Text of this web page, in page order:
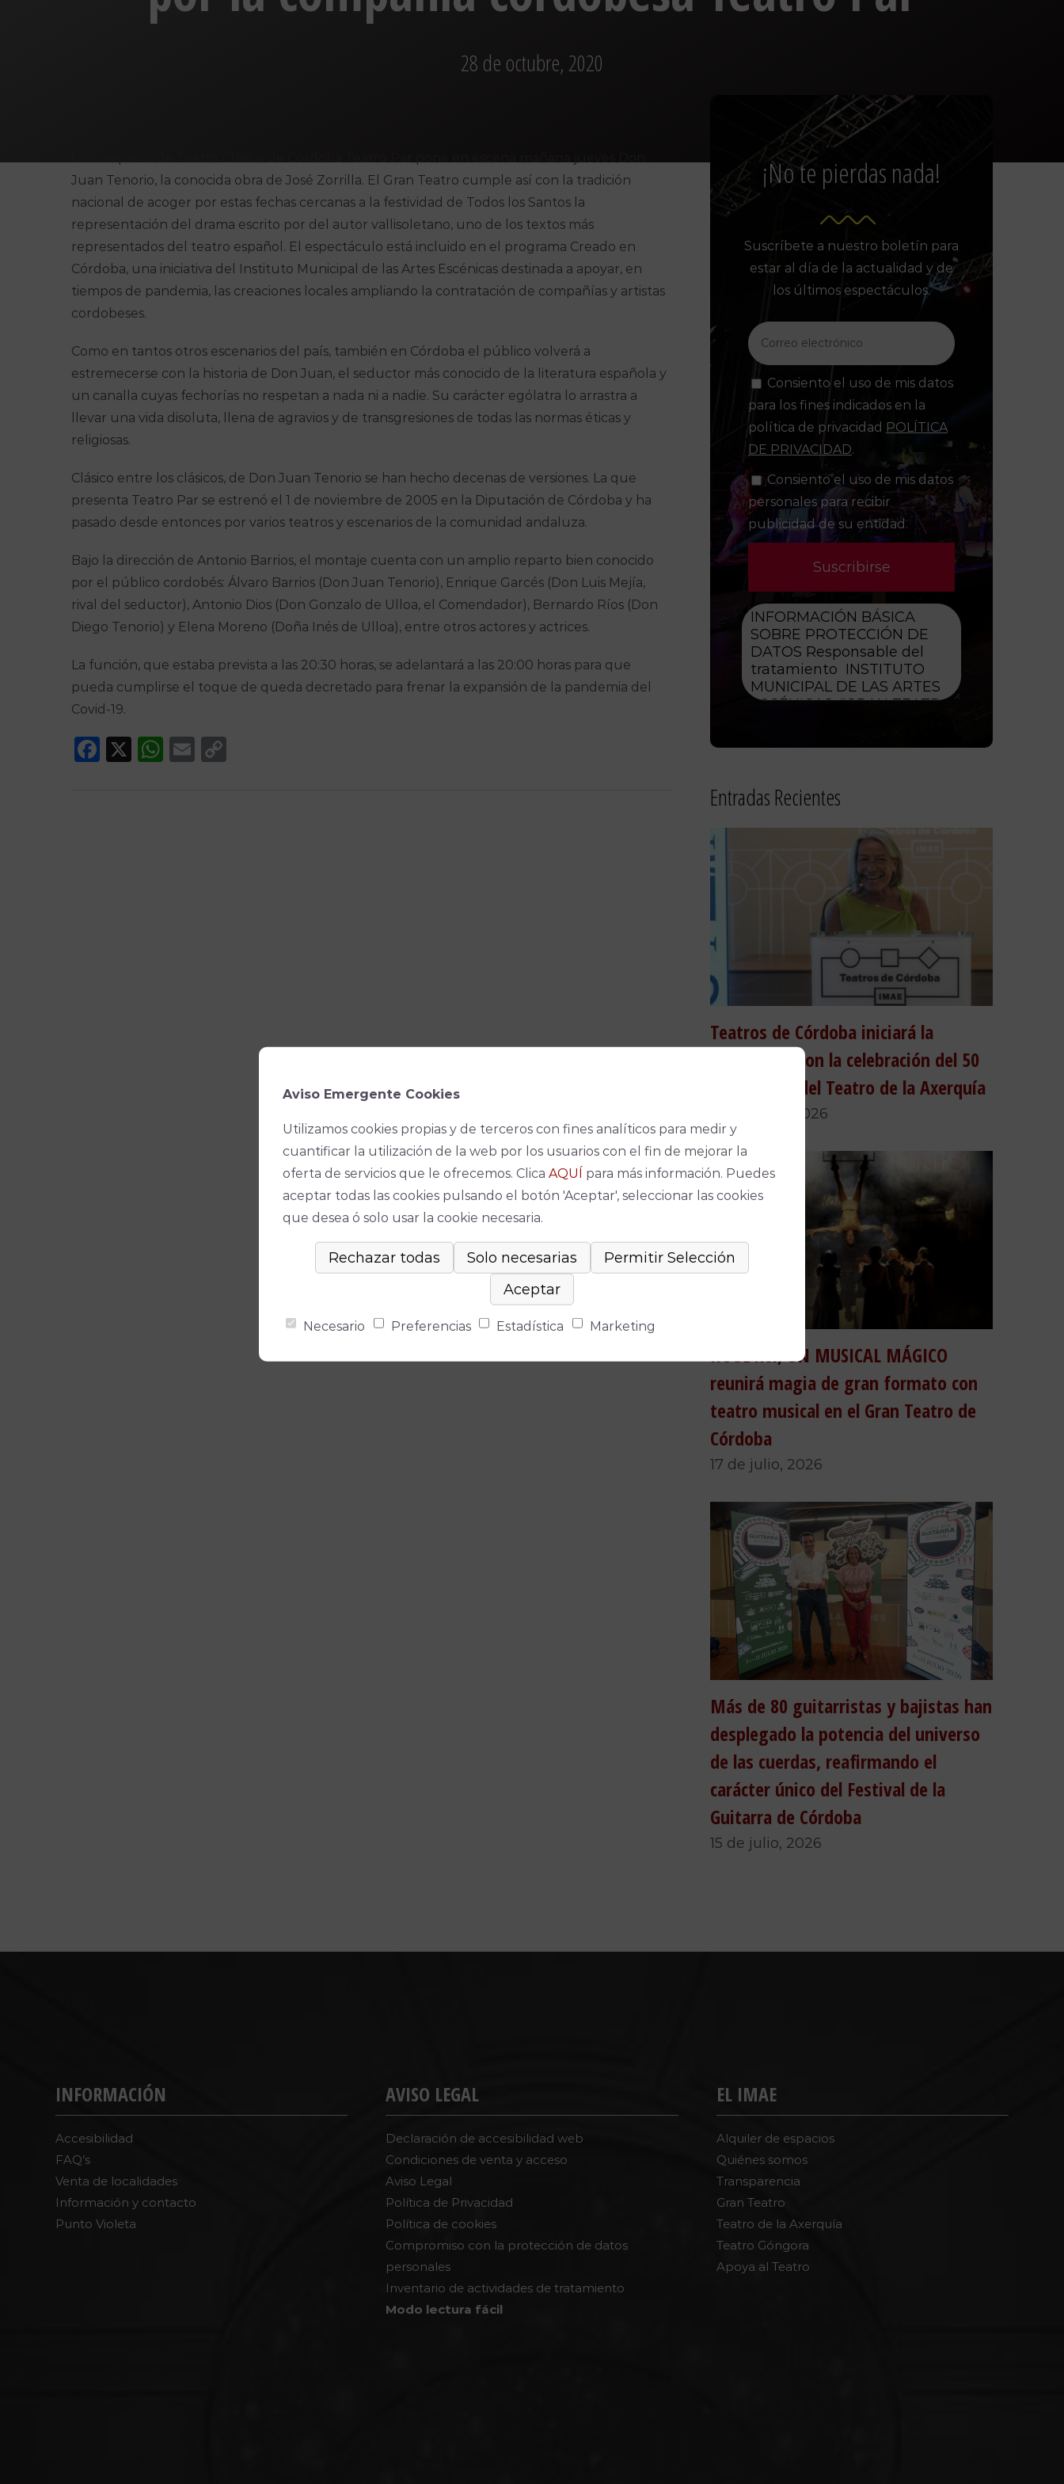
28 de octubre, 2020
Juan Tenorio, la conocida obra de José Zorrilla. El Gran Teatro cumple así con la tradición
nacional de acoger por estas fechas cercanas a la festividad de Todos los Santos la
representación del drama escrito por del autor vallisoletano, uno de los textos más
representados del teatro español. El espectáculo está incluido en el programa Creado en
Córdoba, una iniciativa del Instituto Municipal de las Artes Escénicas destinada a apoyar, en
tiempos de pandemia, las creaciones locales ampliando la contratación de compañías y artistas
cordobeses.
Como en tantos otros escenarios del país, también en Córdoba el público volverá a
estremecerse con la historia de Don Juan, el seductor más conocido de la literatura española y
un canalla cuyas fechorías no respetan a nada ni a nadie. Su carácter ególatra lo arrastra a
llevar una vida disoluta, llena de agravios y de transgresiones de todas las normas éticas y
religiosas.
Clásico entre los clásicos, de Don Juan Tenorio se han hecho decenas de versiones. La que
presenta Teatro Par se estrenó el 1 de noviembre de 2005 en la Diputación de Córdoba y ha
pasado desde entonces por varios teatros y escenarios de la comunidad andaluza.
Bajo la dirección de Antonio Barrios, el montaje cuenta con un amplio reparto bien conocido
por el público cordobés: Álvaro Barrios (Don Juan Tenorio), Enrique Garcés (Don Luis Mejía,
rival del seductor), Antonio Dios (Don Gonzalo de Ulloa, el Comendador), Bernardo Ríos (Don
Diego Tenorio) y Elena Moreno (Doña Inés de Ulloa), entre otros actores y actrices.
La función, que estaba prevista a las 20:30 horas, se adelantará a las 20:00 horas para que
pueda cumplirse el toque de queda decretado para frenar la expansión de la pandemia del
Covid-19.
Facebook
X WhatsApp
Email
Copy
¡No te pierdas nada!
Suscríbete a nuestro boletín para
estar al día de la actualidad y de
los últimos espectáculos.
Consiento el uso de mis datos
para los fines indicados en la
política de privacidad POLÍTICA
DE PRIVACIDAD.
Consiento el uso de mis datos
personales para recibir
publicidad de su entidad.
Entradas Recientes
Teatros de Córdoba iniciará la
temporada con la celebración del 50
aniversario del Teatro de la Axerquía
24 de julio, 2026
HOUDINI, UN MUSICAL MÁGICO
reunirá magia de gran formato con
teatro musical en el Gran Teatro de
Córdoba
17 de julio, 2026
Más de 80 guitarristas y bajistas han
desplegado la potencia del universo
de las cuerdas, reafirmando el
carácter único del Festival de la
Guitarra de Córdoba
15 de julio, 2026
INFORMACIÓN
Accesibilidad
FAQ’s
Venta de localidades
Información y contacto
Punto Violeta
AVISO LEGAL
Declaración de accesibilidad web
Condiciones de venta y acceso
Aviso Legal
Política de Privacidad
Política de cookies
Compromiso con la protección de datos
personales
Inventario de actividades de tratamiento
Modo lectura fácil
EL IMAE
Alquiler de espacios
Quiénes somos
Transparencia
Gran Teatro
Teatro de la Axerquía
Teatro Góngora
Apoya al Teatro
Aviso Emergente Cookies
Utilizamos cookies propias y de terceros con fines analíticos para medir y
cuantificar la utilización de la web por los usuarios con el fin de mejorar la
oferta de servicios que le ofrecemos. Clica AQUÍ para más información. Puedes
aceptar todas las cookies pulsando el botón 'Aceptar', seleccionar las cookies
que desea ó solo usar la cookie necesaria.
Necesario Preferencias Estadística Marketing